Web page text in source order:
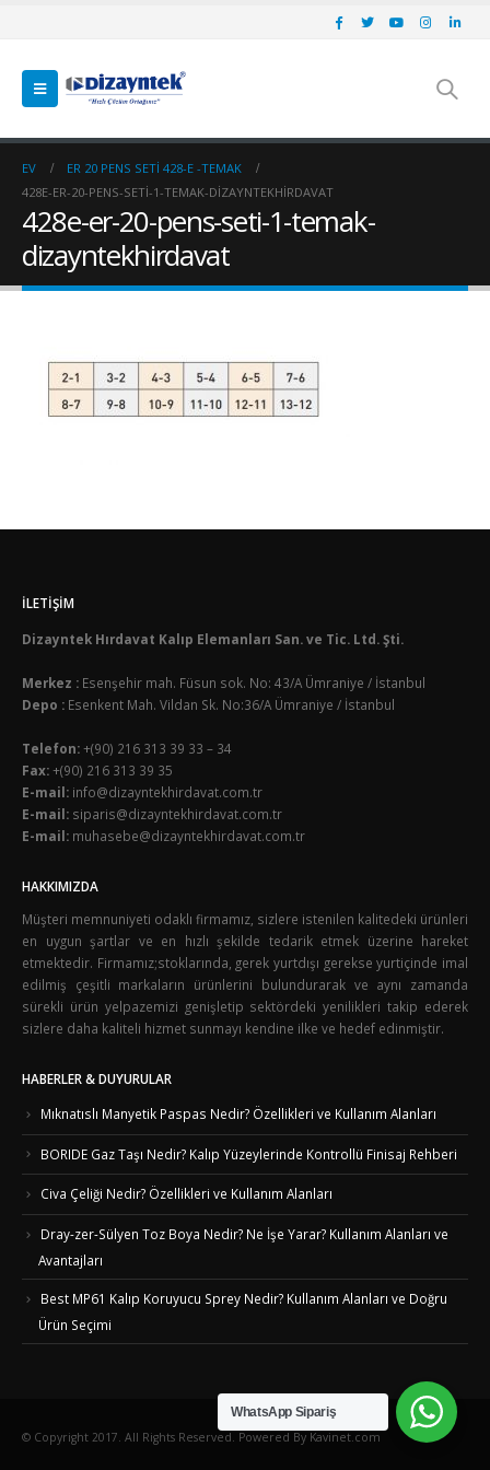
EV
ER 20 PENS SETI 428-E -TEMAK
428E-ER-20-PENS-SETI-1-TEMAK-DIZAYNTEKHIRDAVAT
428e-er-20-pens-seti-1-temak-
dizayntekhirdavat
İLETIŞIM
Dizayntek Hırdavat Kalıp Elemanları San. ve Tic. Ltd. Şti.
Merkez : Esenşehir mah. Füsun sok. No: 43/A Ümraniye / İstanbul
Depo : Esenkent Mah. Vildan Sk. No:36/A Ümraniye / İstanbul
Telefon:+(90) 216 313 39 33 – 34
Fax:+(90) 216 313 39 35
E-mail: info@dizayntekhirdavat.com.tr
E-mail: siparis@dizayntekhirdavat.com.tr
E-mail: muhasebe@dizayntekhirdavat.com.tr
HAKKIMIZDA
Müşteri memnuniyeti odaklı firmamız, sizlere istenilen kalitedeki ürünleri
en uygun şartlar ve en hızlı şekilde tedarik etmek üzerine hareket
etmektedir. Firmamız;stoklarında, gerek yurtdışı gerekse yurtiçinde imal
edilmiş çeşitli markaların ürünlerini bulundurarak ve aynı zamanda
sürekli ürün yelpazemizi genişletip sektördeki yenilikleri takip ederek
sizlere daha kaliteli hizmet sunmayı kendine ilke ve hedef edinmiştir.
HABERLER & DUYURULAR
Mıknatıslı Manyetik Paspas Nedir? Özellikleri ve Kullanım Alanları
BORIDE Gaz Taşı Nedir? Kalıp Yüzeylerinde Kontrollü Finisaj Rehberi
Civa Çeliği Nedir? Özellikleri ve Kullanım Alanları
Dray-zer-Sülyen Toz Boya Nedir? Ne İşe Yarar? Kullanım Alanları ve
Avantajları
Best MP61 Kalıp Koruyucu Sprey Nedir? Kullanım Alanları ve Doğru
Ürün Seçimi
© Copyright 2017. All Rights Reserved. Powered By Kavinet.com
WhatsApp Sipariş